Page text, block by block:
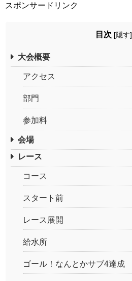
スポンサードリンク
目次 [隠す]
大会概要
アクセス
部門
参加料
会場
レース
コース
スタート前
レース展開
給水所
ゴール！なんとかサブ4達成